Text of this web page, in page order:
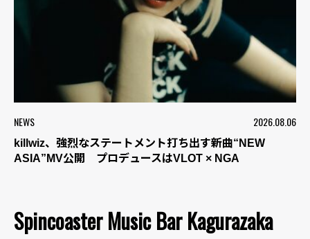
NEWS 2026.08.06
killwiz、強烈なステートメント打ち出す新曲“NEW
ASIA”MV公開 プロデュースはVLOT × NGA
Spincoaster Music Bar Kagurazaka